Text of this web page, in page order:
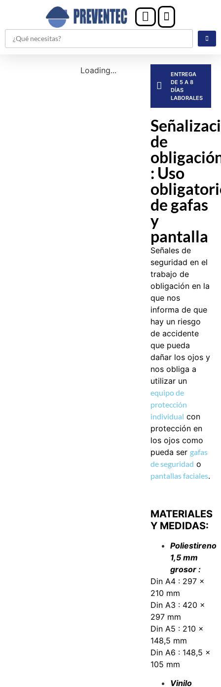
Loading...
ENTREGA
DE 5 A 8
DÍAS
LABORALES
de
: Uso
de gafas
y
pantalla
Señales de
seguridad en el
trabajo de
obligación en la
que nos
informa de que
hay un riesgo
de accidente
que pueda
dañar los ojos y
nos obliga a
utilizar un
equipo de
protección
individual con
protección en
los ojos como
pueda ser gafas
de seguridad o
pantallas faciales.
MATERIALES
Y MEDIDAS:
Poliestireno
1,5 mm
grosor :
Din A4 : 297 x
210 mm
Din A3 : 420 x
297 mm
Din A5 : 210 x
148,5 mm
Din A6 : 148,5 x
105 mm
Vinilo